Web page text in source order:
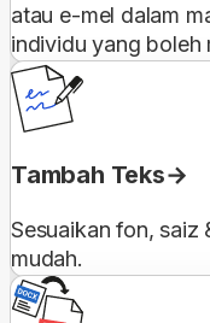
atau e-mel dalam
individu yang boleh
Tambah Teks
Sesuaikan fon, saiz
mudah.